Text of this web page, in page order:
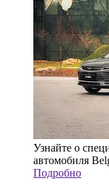
Узнайте о
автомобиля
Подробно